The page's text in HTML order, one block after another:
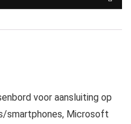
voor aansluiting op
smartphones, Microsoft